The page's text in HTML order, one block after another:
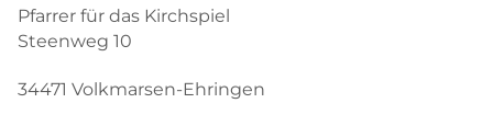
Pfarrer für das Kirchspiel
Steenweg 10
34471 Volkmarsen-Ehringen